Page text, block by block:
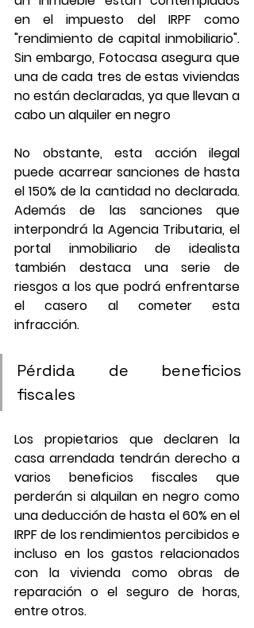
en el impuesto del IRPF como
"rendimiento de capital inmobiliario".
Sin embargo, Fotocasa asegura que
una de cada tres de estas viviendas
no están declaradas, ya que llevan a
cabo un alquiler en negro
No obstante, esta acción ilegal
puede acarrear sanciones de hasta
el 150% de la cantidad no declarada.
Además de las sanciones que
interpondrá la Agencia Tributaria, el
portal inmobiliario de idealista
también destaca una serie de
riesgos a los que podrá enfrentarse
el casero al cometer esta
infracción.
Pérdida de beneficios
fiscales
Los propietarios que declaren la
casa arrendada tendrán derecho a
varios beneficios fiscales que
perderán si alquilan en negro como
una deducción de hasta el 60% en el
IRPF de los rendimientos percibidos e
incluso en los gastos relacionados
con la vivienda como obras de
reparación o el seguro de horas,
entre otros.